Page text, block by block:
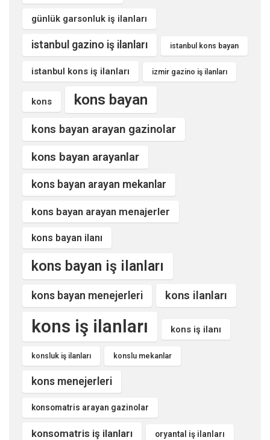
günlük garsonluk iş ilanları
istanbul gazino iş ilanları istanbul kons bayan
istanbul kons iş ilanları izmir gazino iş ilanları
kons kons bayan
kons bayan arayan gazinolar
kons bayan arayanlar
kons bayan arayan mekanlar
kons bayan arayan menajerler
kons bayan ilanı
kons bayan iş ilanları
kons bayan menejerleri kons ilanları
kons iş ilanları kons iş ilanı
konsluk iş ilanları konslu mekanlar
kons menejerleri
konsomatris arayan gazinolar
konsomatris iş ilanları oryantal iş ilanları